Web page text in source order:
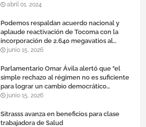
abril 01, 2024
Podemos respaldan acuerdo nacional y
aplaude reactivación de Tocoma con la
incorporación de 2.640 megavatios al
sistema eléctrico nacional
junio 15, 2026
Parlamentario Omar Ávila alertó que "el
simple rechazo al régimen no es suficiente
para lograr un cambio democrático
efectivo"
junio 15, 2026
Sitrasss avanza en beneficios para clase
trabajadora de Salud